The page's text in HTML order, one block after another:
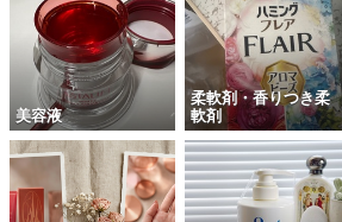
美容液
柔軟剤・香りつき柔
軟剤